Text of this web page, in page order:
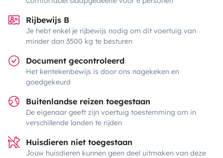
Rijbewijs B
Je hebt enkel je rijbewijs nodig om dit voertuig van
minder dan 3500 kg te besturen
Document gecontroleerd
Het kentekenbewijs is door ons nagekeken en
goedgekeurd
Buitenlandse reizen toegestaan
De eigenaar geeft zijn voertuig toestemming om in
verschillende landen te rijden
Huisdieren niet toegestaan
Jouw huisdieren kunnen geen deel uitmaken van deze